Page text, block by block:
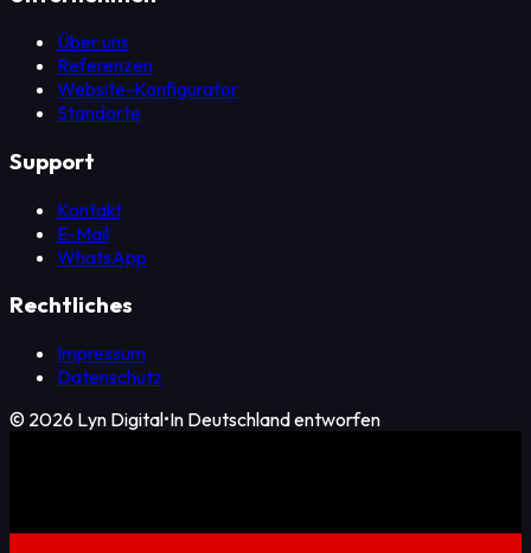
Über uns
Referenzen
Website-Konfigurator
Standorte
Support
Kontakt
E-Mail
WhatsApp
Rechtliches
Impressum
Datenschutz
© 2026 Lyn Digital•In Deutschland entworfen